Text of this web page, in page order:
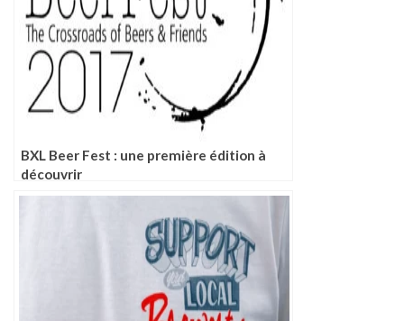
BXL Beer Fest : une première édition à
découvrir